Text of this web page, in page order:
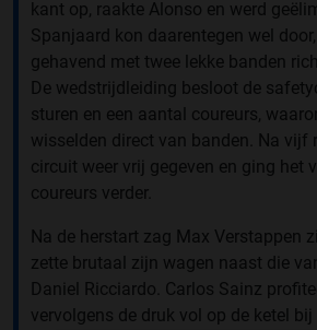
kant op, raakte Alonso en werd
Spanjaard kon daarentegen wel
gehavend met twee lekke banden
De wedstrijdleiding besloot de
sturen en een aantal coureurs,
wisselden direct van banden. Na vijf
circuit weer vrij gegeven en ging het
coureurs verder.
Na de herstart zag Max Verstappen
zette brutaal zijn wagen naast die
Daniel Ricciardo. Carlos Sainz
vervolgens de druk vol op de ketel bij